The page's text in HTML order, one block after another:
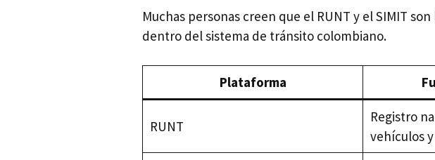
Muchas personas creen que el RUNT y el SIMIT
dentro del sistema de tránsito colombiano.
Plataforma
RUNT
Registro
vehículos